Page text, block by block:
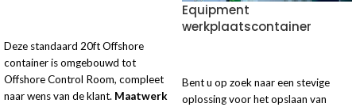
Deze standaard 20ft Offshore
container is omgebouwd tot
Offshore Control Room, compleet
naar wens van de klant. Maatwerk
Equipment
werkplaatscontainer
Bent u op zoek naar een stevige
oplossing voor het opslaan van